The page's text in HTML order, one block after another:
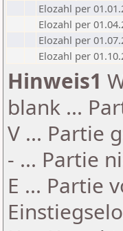
Elozahl per
Elozahl per
Elozahl per
Elozahl per
Hinweis1
blank ...
V ... Partie
- ... Partie
E ... Partie